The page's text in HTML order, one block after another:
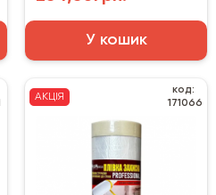
У кошик
АКЦІЯ
код:
171066